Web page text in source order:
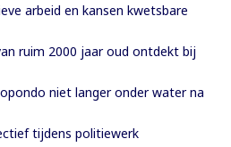
arbeid en kansen kwetsbare
ruim 2000 jaar oud ontdekt bij
niet langer onder water na
tijdens politiewerk